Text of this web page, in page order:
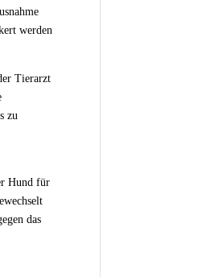
werden
Tierarzt
zu
Hund für
das